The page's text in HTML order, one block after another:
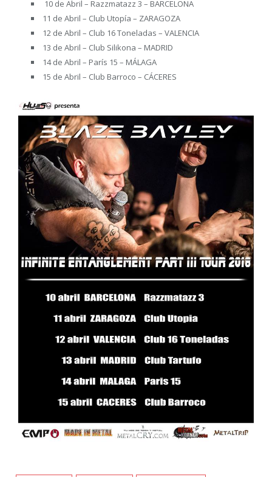
10 de Abril – Razzmatazz 3 – BARCELONA
11 de Abril – Club Utopía – ZARAGOZA
12 de Abril – Club 16 Toneladas – VALENCIA
13 de Abril – Club Silikona – MADRID
14 de Abril – París 15 – MÁLAGA
15 de Abril – Club Barroco – CÁCERES